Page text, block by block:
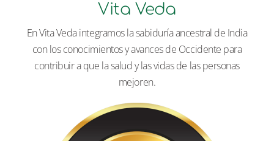
Vita Veda
En Vita Veda integramos la sabiduría ancestral de India
con los conocimientos y avances de Occidente para
contribuir a que la salud y las vidas de las personas
mejoren.